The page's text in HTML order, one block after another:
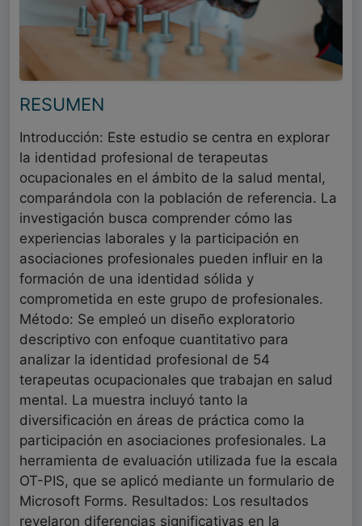
RESUMEN
Introducción: Este estudio se centra en explorar
la identidad profesional de terapeutas
ocupacionales en el ámbito de la salud mental,
comparándola con la población de referencia. La
investigación busca comprender cómo las
experiencias laborales y la participación en
asociaciones profesionales pueden influir en la
formación de una identidad sólida y
comprometida en este grupo de profesionales.
Método: Se empleó un diseño exploratorio
descriptivo con enfoque cuantitativo para
analizar la identidad profesional de 54
terapeutas ocupacionales que trabajan en salud
mental. La muestra incluyó tanto la
diversificación en áreas de práctica como la
participación en asociaciones profesionales. La
herramienta de evaluación utilizada fue la escala
OT-PIS, que se aplicó mediante un formulario de
Microsoft Forms. Resultados: Los resultados
revelaron diferencias significativas en la